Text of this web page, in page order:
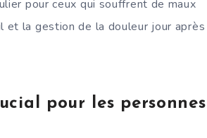
pour ceux qui souffrent de maux
et la gestion de la douleur jour après
pour les personnes